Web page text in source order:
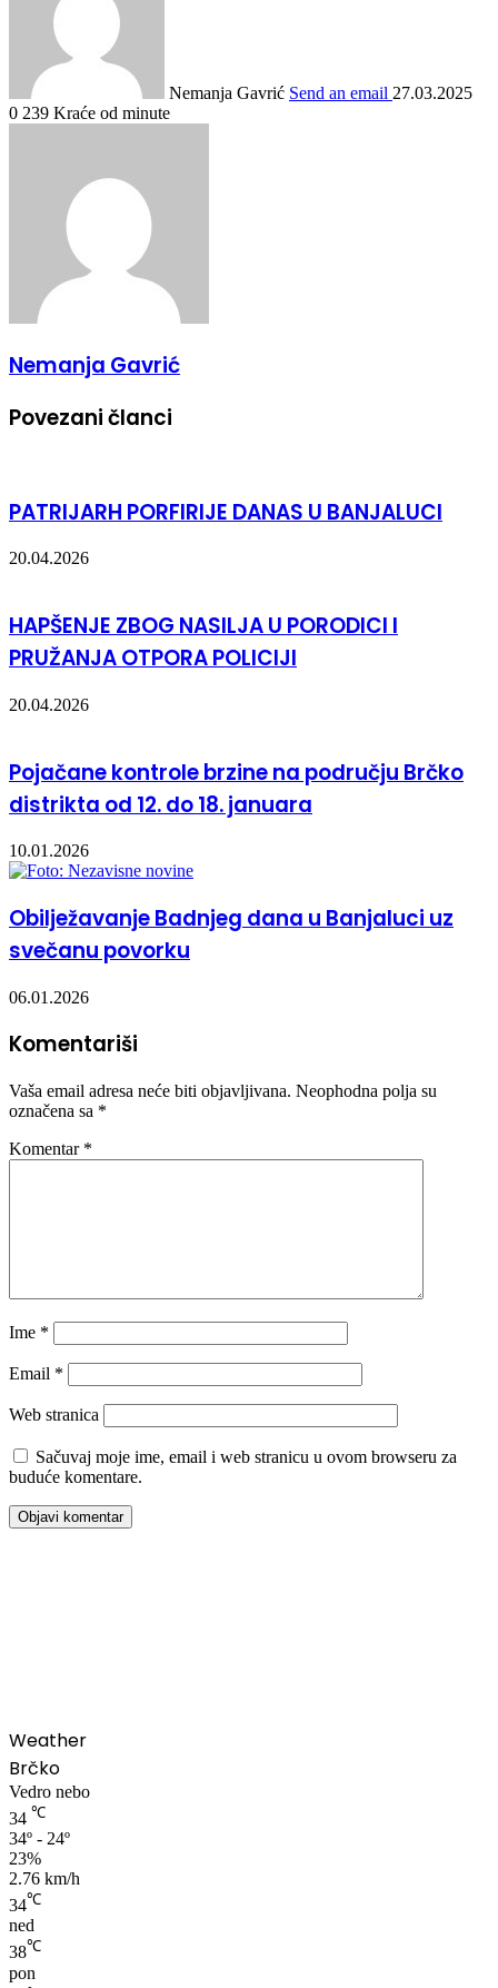
Nemanja Gavrić Send an email 27.03.2025
0 239 Kraće od minute
Nemanja Gavrić
Povezani članci
PATRIJARH PORFIRIJE DANAS U BANJALUCI
20.04.2026
HAPŠENJE ZBOG NASILJA U PORODICI I
PRUŽANJA OTPORA POLICIJI
20.04.2026
Pojačane kontrole brzine na području Brčko
distrikta od 12. do 18. januara
10.01.2026
Obilježavanje Badnjeg dana u Banjaluci uz
svečanu povorku
06.01.2026
Komentariši
Vaša email adresa neće biti objavljivana. Neophodna polja su
označena sa *
Komentar *
Ime *
Email *
Web stranica
Sačuvaj moje ime, email i web stranicu u ovom browseru za
buduće komentare.
Weather
Brčko
Vedro nebo
34 ℃
34º - 24º
23%
2.76 km/h
34℃
ned
38℃
pon